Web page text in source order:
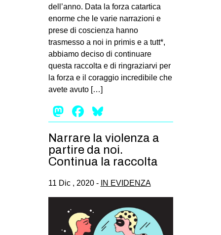
dell’anno. Data la forza catartica
enorme che le varie narrazioni e
prese di coscienza hanno
trasmesso a noi in primis e a tutt*,
abbiamo deciso di continuare
questa raccolta e di ringraziarvi per
la forza e il coraggio incredibile che
avete avuto […]
Mastodon
Facebook
Narrare la violenza a
partire da noi.
Continua la raccolta
11 Dic , 2020 - IN EVIDENZA